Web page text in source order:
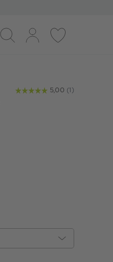
Suche Log-in Merkliste